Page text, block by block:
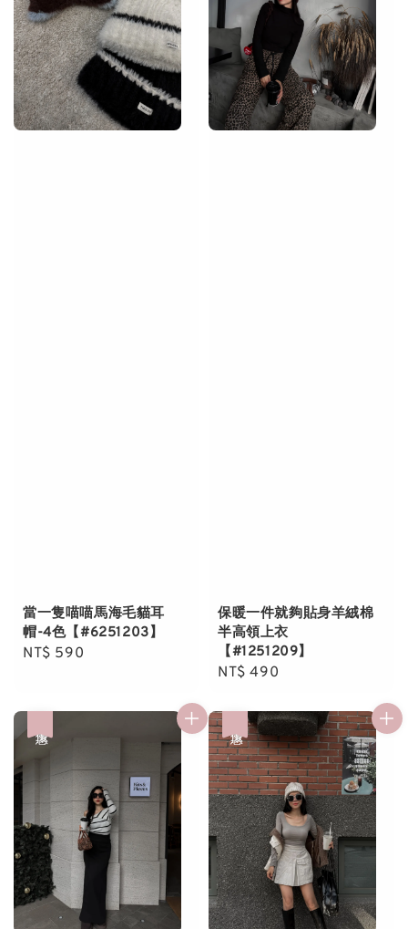
當一隻喵喵馬海毛貓耳
帽-4色【#6251203】
Regular
NT$ 590
保暖一件就夠貼身羊絨棉
半高領上衣
【#1251209】
Regular
NT$ 490